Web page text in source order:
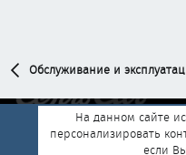
Обслуживание и
Обратная связь Условия и
На данном сайте
персонализировать
если